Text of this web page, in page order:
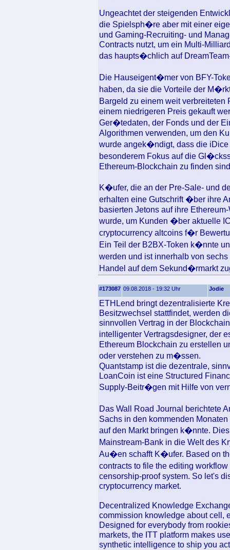
Ungeachtet der steigenden
die Spielsph�re aber mit einer
und Gaming-Recruiting- und
Contracts nutzt, um ein Multi-
das haupts�chlich auf
Die Hauseigent�mer von BFY-
haben, da sie die Vorteile der
Bargeld zu einem weit
einem niedrigeren Preis gekauft
Ger�tedaten, der Fonds und der
Algorithmen verwenden, um den
wurde angek�ndigt, dass die iDice
besonderem Fokus auf die
Ethereum-Blockchain zu finden
K�ufer, die an der Pre-Sale- und
erhalten eine Gutschrift �ber ihre
basierten Jetons auf ihre
wurde, um Kunden �ber aktuelle
cryptocurrency altcoins f�r
Ein Teil der B2BX-Token k�nnte
werden und ist innerhalb von
Handel auf dem Sekund�rmarkt
#173087 09.08.2018 - 19:32 Uhr Jodie
ETHLend bringt dezentralisierte
Besitzwechsel stattfindet, werden
sinnvollen Vertrag in der
intelligenter Vertragsdesigner, der
Ethereum Blockchain zu erstellen
oder verstehen zu m�ssen.
Quantstamp ist die dezentrale,
LoanCoin ist eine Structured
Supply-Beitr�gen mit Hilfe von
Das Wall Road Journal berichtete
Sachs in den kommenden
auf den Markt bringen k�nnte.
Mainstream-Bank in die Welt des
Au�en schafft K�ufer. Based on
contracts to file the editing
censorship-proof system. So let's
cryptocurrency market.
Decentralized Knowledge
commission knowledge about cell,
Designed for everybody from
markets, the ITT platform makes
synthetic intelligence to ship you